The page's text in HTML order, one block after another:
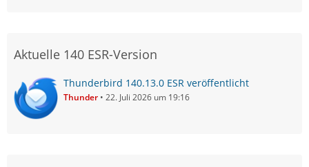
Aktuelle 140 ESR-Version
Thunderbird 140.13.0 ESR veröffentlicht
Thunder 22. Juli 2026 um 19:16